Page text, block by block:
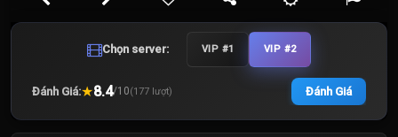
Chọn server: VIP #1 VIP #2
Đánh Giá:★8.4/10(177 lượt) Đánh Giá